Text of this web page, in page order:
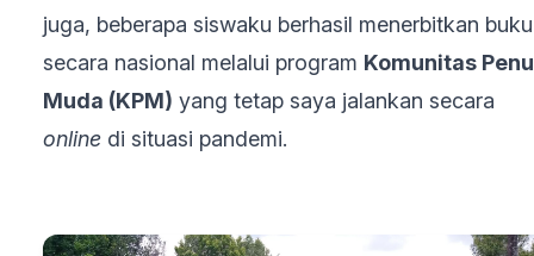
juga, beberapa siswaku berhasil menerbitkan buku
secara nasional melalui program Komunitas
Muda (KPM) yang tetap saya jalankan secara
online di situasi pandemi.